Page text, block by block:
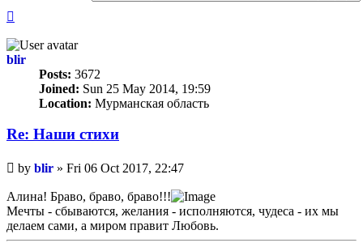
blir
Posts: 3672
Joined: Sun 25 May 2014, 19:59
Location: Мурманская область
Re: Наши стихи
Unread
post
by blir » Fri 06 Oct 2017, 22:47
Алина! Браво, браво, браво!!!
Мечты - сбываются, желания - исполняются, чудеса - их мы
делаем сами, а миром правит Любовь.